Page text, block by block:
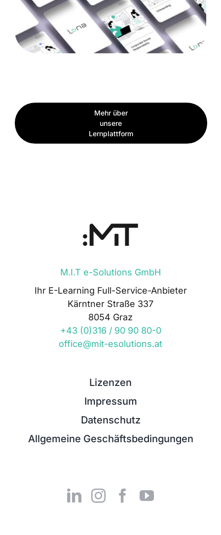
Mehr über
unsere
Lernplattform
M.I.T e-Solutions GmbH
Ihr E-Learning Full-Service-Anbieter
Kärntner Straße 337
8054 Graz
+43 (0)316 / 90 90 80-0
office@mit-esolutions.at
Lizenzen
Impressum
Datenschutz
Allgemeine Geschäftsbedingungen